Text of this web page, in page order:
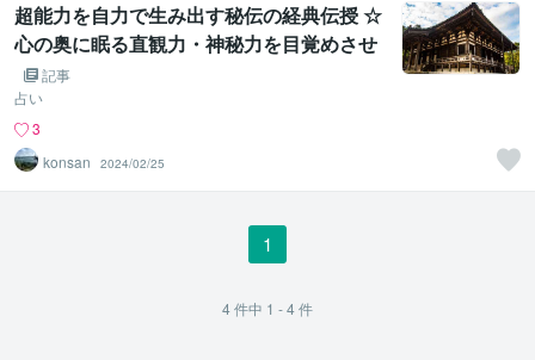
超能力を自力で生み出す秘伝の経典伝授 ☆
心の奥に眠る直観力・神秘力を目覚めさせ
る☆記事
占い
3
konsan
2024/02/25
1
4件中 1 - 4件